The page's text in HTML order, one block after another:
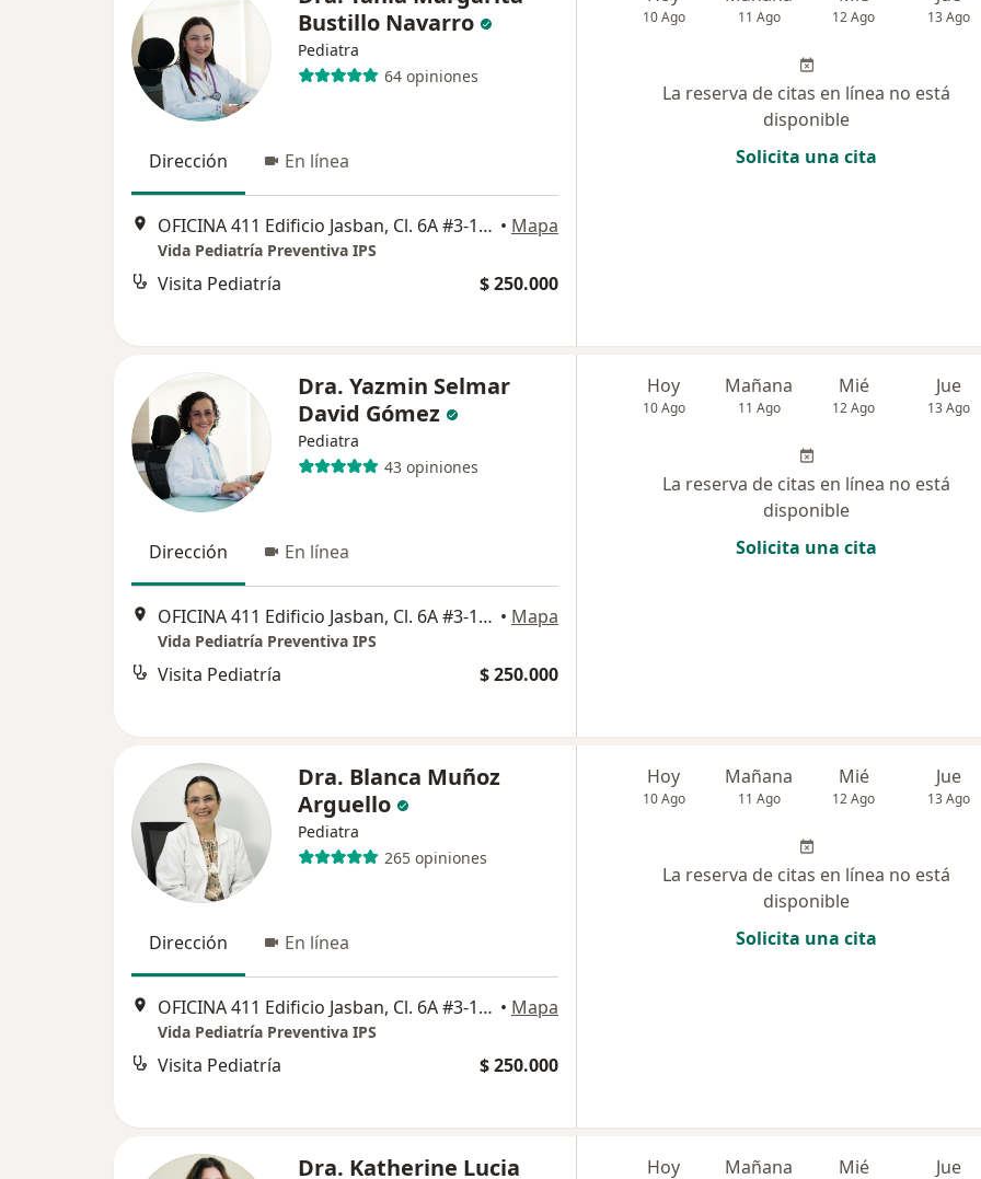
Bustillo Navarro
Pediatra
64 opiniones
Dirección En línea
OFICINA 411 Edificio Jasban, Cl. 6A #3-17, Cartagena • Mapa
Vida Pediatría Preventiva IPS
Visita Pediatría $ 250.000
10 Ago 11 Ago 12 Ago 13 Ago
La reserva de citas en línea no está
disponible
Solicita una cita
Dra. Yazmin Selmar
David Gómez
Pediatra
43 opiniones
Dirección En línea
OFICINA 411 Edificio Jasban, Cl. 6A #3-17, Cartagena • Mapa
Vida Pediatría Preventiva IPS
Visita Pediatría $ 250.000
Hoy
10 Ago
Mañana
11 Ago
Mié
12 Ago
Jue
13 Ago
La reserva de citas en línea no está
disponible
Solicita una cita
Dra. Blanca Muñoz
Arguello
Pediatra
265 opiniones
Dirección En línea
OFICINA 411 Edificio Jasban, Cl. 6A #3-17, Cartagena • Mapa
Vida Pediatría Preventiva IPS
Visita Pediatría $ 250.000
Hoy
10 Ago
Mañana
11 Ago
Mié
12 Ago
Jue
13 Ago
La reserva de citas en línea no está
disponible
Solicita una cita
Dra. Katherine Lucia Hoy Mañana Mié Jue